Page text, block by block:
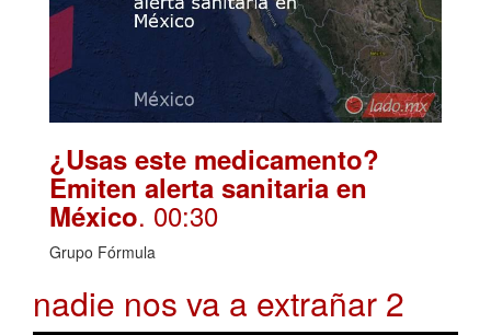
¿Usas este medicamento?
Emiten alerta sanitaria en
México. 00:30
Grupo Fórmula
nadie nos va a extrañar 2